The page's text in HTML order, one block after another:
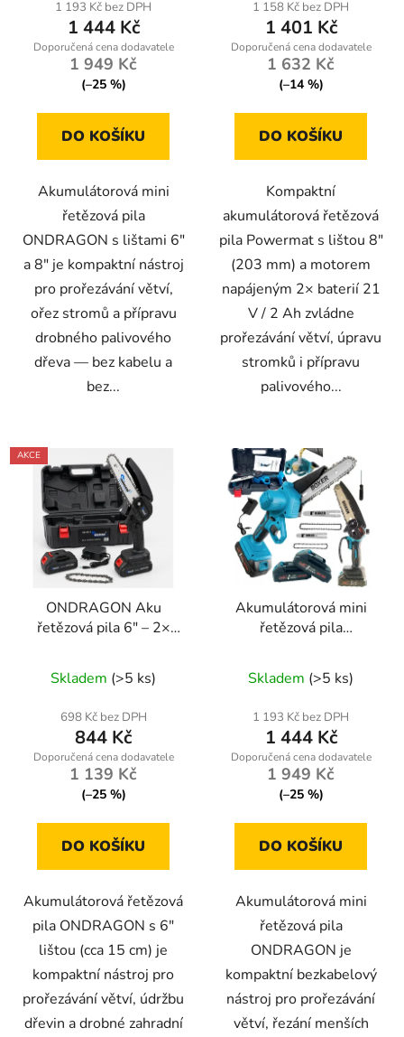
je
5,0
z
hvězdiček.
1 193 Kč bez DPH
1 444 Kč
1 949 Kč
(–25 %)
DO KOŠÍKU
Akumulátorová mini
řetězová pila
ONDRAGON s lištami 6"
a 8" je kompaktní nástroj
pro prořezávání větví,
ořez stromů a přípravu
drobného palivového
dřeva — bez kabelu a
bez...
1 158 Kč bez DPH
1 401 Kč
1 632 Kč
(–14 %)
DO KOŠÍKU
Kompaktní
akumulátorová řetězová
pila Powermat s lištou 8″
(203 mm) a motorem
napájeným 2× baterií 21
V / 2 Ah zvládne
prořezávání větví, úpravu
stromků i přípravu
palivového...
AKCE
ONDRAGON Aku
řetězová pila 6" – 2×
kabelu
hodnocení
produktu
je
5,0
z
hvězdiček.
Skladem (>5 ks)
698 Kč bez DPH
844 Kč
1 139 Kč
(–25 %)
DO KOŠÍKU
Akumulátorová řetězová
pila ONDRAGON s 6"
lištou (cca 15 cm) je
kompaktní nástroj pro
prořezávání větví, údržbu
dřevin a drobné zahradní
Akumulátorová mini
řetězová pila
mazání řetězu | 2×
bateriehodnocení
produktu
je
5,0
z
hvězdiček.
Skladem (>5 ks)
1 193 Kč bez DPH
1 444 Kč
1 949 Kč
(–25 %)
DO KOŠÍKU
Akumulátorová mini
řetězová pila
ONDRAGON je
kompaktní bezkabelový
nástroj pro prořezávání
větví, řezání menších